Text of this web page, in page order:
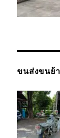
ขนส่งขนย้